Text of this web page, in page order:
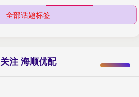
全部话题标签
关注 海顺优配